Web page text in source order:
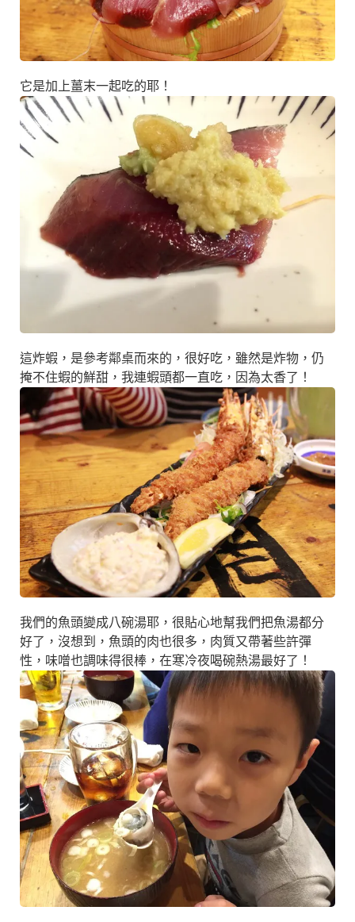
它是加上薑末一起吃的耶！
這炸蝦，是參考鄰桌而來的，很好吃，雖然是炸物，仍
掩不住蝦的鮮甜，我連蝦頭都一直吃，因為太香了！
我們的魚頭變成八碗湯耶，很貼心地幫我們把魚湯都分
好了，沒想到，魚頭的肉也很多，肉質又帶著些許彈
性，味噌也調味得很棒，在寒冷夜喝碗熱湯最好了！